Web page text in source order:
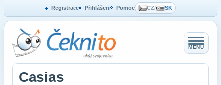
Registrace Přihlášení Pomoc CZ/ SK
MENU
Casias